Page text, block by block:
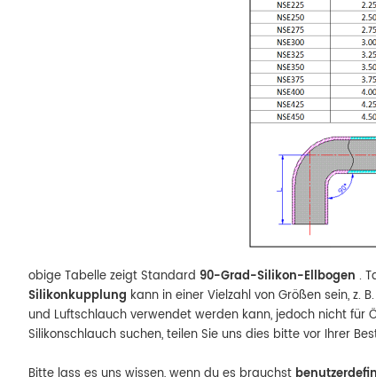
obige Tabelle zeigt Standard 90-Grad-Silikon-Ellbogen .
Silikonkupplung kann in einer Vielzahl von Größen sein, z.
und Luftschlauch verwendet werden kann, jedoch nicht
Silikonschlauch suchen, teilen Sie uns dies bitte vor Ihrer